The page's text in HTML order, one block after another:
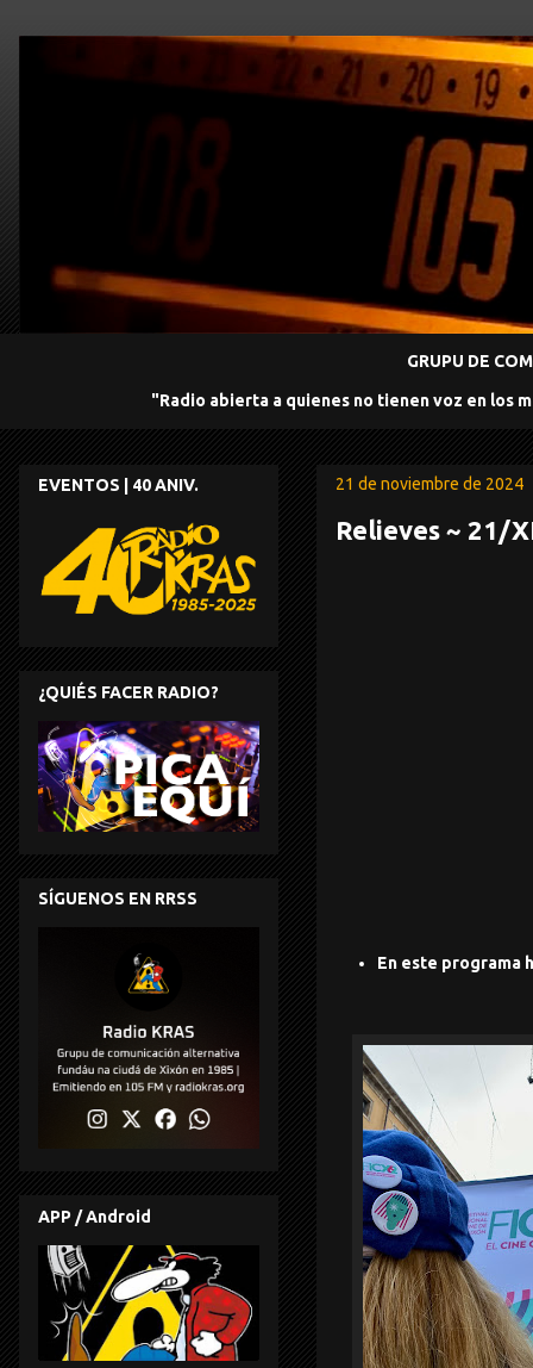
GRUPU DE
"Radio abierta a quienes no tienen voz en los
21 de noviembre de 2024
Relieves ~ 21/
En este programa
EVENTOS | 40 ANIV.
¿QUIÉS FACER RADIO?
SÍGUENOS EN RRSS
APP / Android